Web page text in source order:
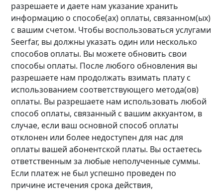
разрешаете и даете нам указание хранить
информацию о способе(ах) оплаты, связанном(ых)
с вашим счетом. Чтобы воспользоваться услугами
Seerfar, вы должны указать один или несколько
cпособов оплаты. Вы можете обновить свои
cпособы оплаты. После любого обновления вы
разрешаете нам продолжать взимать плату с
использованием соответствующего метода(ов)
оплаты. Вы разрешаете нам использовать любой
способ оплаты, связанный с вашим аккуантом, в
случае, если ваш основной способ оплаты
отклонен или более недоступен для нас для
оплаты вашей абонентской платы. Вы остаетесь
ответственным за любые неполученные суммы.
Если платеж не был успешно проведен по
причине истечения срока действия,